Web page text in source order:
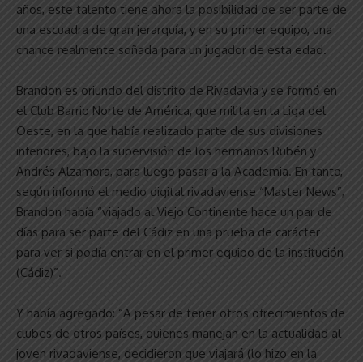
años, este talento tiene ahora la posibilidad de ser parte de
una escuadra de gran jerarquía, y en su primer equipo, una
chance realmente soñada para un jugador de esta edad.
Brandon es oriundo del distrito de Rivadavia y se formó en
el Club Barrio Norte de América, que milita en la Liga del
Oeste, en la que había realizado parte de sus divisiones
inferiores, bajo la supervisión de los hermanos Rubén y
Andrés Alzamora, para luego pasar a la Academia. En tanto,
según informó el medio digital rivadaviense “Master News”,
Brandon había “viajado al Viejo Continente hace un par de
días para ser parte del Cádiz en una prueba de carácter
para ver si podía entrar en el primer equipo de la institución
(Cádiz)”.
Y había agregado: “A pesar de tener otros ofrecimientos de
clubes de otros países, quienes manejan en la actualidad al
joven rivadaviense, decidieron que viajará (lo hizo en la